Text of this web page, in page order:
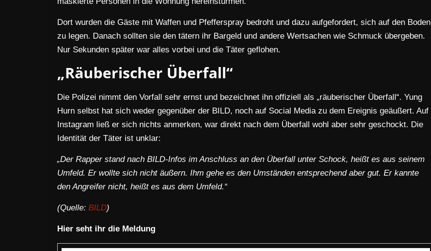
Dort wurden die Gäste mit Waffen und Pfefferspray bedroht und dazu aufgefordert, sich auf den Boden
zu legen. Danach sollten sie den tätern ihr Bargeld und andere Wertsachen wie Schmuck übergeben.
Nur Sekunden später war alles vorbei und die Täter geflohen.
„Räuberischer Überfall“
Die Polizei nimmt den Vorfall sehr ernst und bezeichnet ihn offiziell als „räuberischer Überfall“. Yung
Hurn selbst hat sich weder gegenüber der BILD, noch auf Social Media zu dem Ereignis geäußert. Auf
Instagram ließ er sich nichts anmerken, war direkt nach dem Überfall wohl aber sehr geschockt. Die
Identität der Täter ist unklar:
„Der Rapper stand nach BILD-Infos im Anschluss an den Überfall unter Schock, heißt es aus seinem
Umfeld. Er wollte sich nicht äußern. Ihm gehe es den Umständen entsprechend aber gut. Er kannte
den Angreifer nicht, heißt es aus dem Umfeld.“
(Quelle: BILD)
Hier seht ihr die Meldung